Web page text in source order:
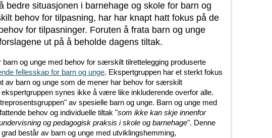
bedre situasjonen i barnehage og skole for barn og
behov for tilpasning, har har knapt hatt fokus på de
for tilpasninger. Foruten å frata barn og unge
ut på å beholde dagens tiltak.
barn og unge med behov for særskilt tilrettelegging produserte
fellesskap for barn og unge. Ekspertgruppen har et sterkt fokus
av barn og unge som de mener har behov for særskilt
ekspertgruppen synes ikke å være like inkluderende overfor alle.
av spesielle barn og unge. Barn og unge med
behov og individuelle tiltak "som ikke kan skje innenfor
og pedagogisk praksis i skole og barnehage". Denne
består av barn og unge med utviklingshemming,